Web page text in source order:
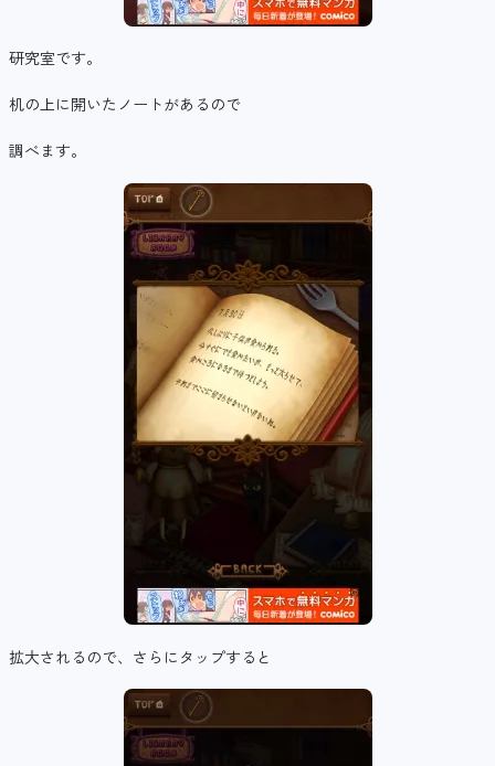
研究室です。
机の上に開いたノートがあるので
調べます。
拡大されるので、さらにタップすると